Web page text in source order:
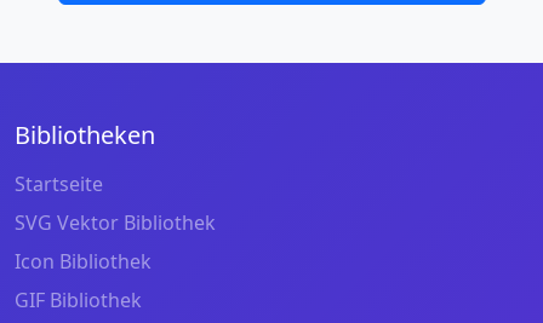
Bibliotheken
Startseite
SVG Vektor Bibliothek
Icon Bibliothek
GIF Bibliothek